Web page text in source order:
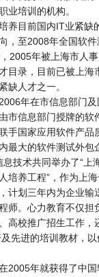
业培训的机构。
目前国内IT业紧缺
，至2008年全国软
2005年被上海市人
目录，目前已被上海
缺人才之一。
年在市信息部门及
市信息部门授牌的软
手国家应用软件产品
最大的软件测试外包
技术共同举办了“上
培养工程”，作为上
计划三年内为企业输
师。心力教育不仅担
高校推广招生工作，
先进的培训教材，
年就获得了中国